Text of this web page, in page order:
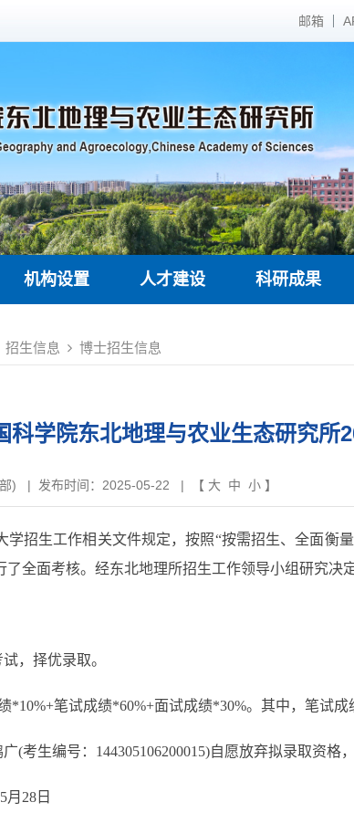
邮箱
机构设置 人才建设 科研成果
招生信息 博士招生信息
科学院东北地理与农业生态研究所
) | 发布时间：2025-05-22 | 【 大 中 小 】
生工作相关文件规定，按照“按需招生、全面衡
全面考核。经东北地理所招生工作领导小组研究决
，择优录取。
笔试成绩*60%+面试成绩*30%。其中，笔试成
生编号：144305106200015)自愿放弃拟录取资格
28日